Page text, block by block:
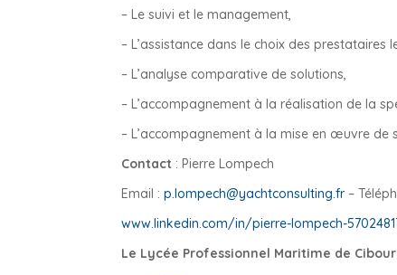
– Le suivi et le management,
– L’assistance dans le choix des prestataires
– L’analyse comparative de solutions,
– L’accompagnement à la réalisation de la
– L’accompagnement à la mise en œuvre de
Contact : Pierre Lompech
Email :p.lompech@yachtconsulting.fr–
www.linkedin.com/in/pierre-lompech-
Le Lycée Professionnel Maritime de